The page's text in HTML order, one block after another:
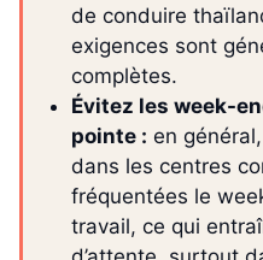
de conduire
exigences sont
complètes.
Évitez les week-
pointe : en
dans les centres
fréquentées le
travail, ce qui